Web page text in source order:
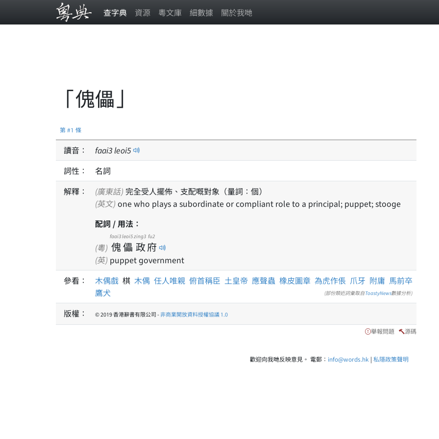
查字典 資源 粵文庫 細數據 關於我哋
「傀儡」
第 #1 條
讀音： faai3leoi5
詞性：
名詞
解釋：
(廣東話) 完全受人擺佈、支配嘅對象（量詞：個）
(英文) one who plays a subordinate or compliant role to a principal; puppet; stooge
配詞 / 用法：
(粵) 傀
faai3
儡
leoi5
政
zing3
府
fu2
(英) puppet government
參看：
木偶戲 棋 木偶 任人唯親 俯首稱臣 土皇帝 應聲蟲 橡皮圖章 為虎作倀 爪牙 附庸 馬前卒
鷹犬
(部份類近詞彙取自ToastyNews數據分析)
版權： © 2019 香港辭書有限公司 -非商業開放資料授權協議 1.0
舉報問題 源碼
歡迎向我哋反映意見。 電郵： info@words.hk | 私隱政策聲明